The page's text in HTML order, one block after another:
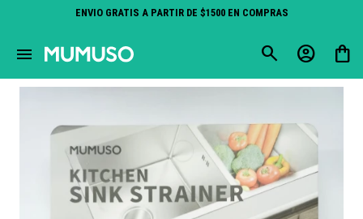
ENVIO GRATIS A PARTIR DE $1500 EN COMPRAS
menu
close